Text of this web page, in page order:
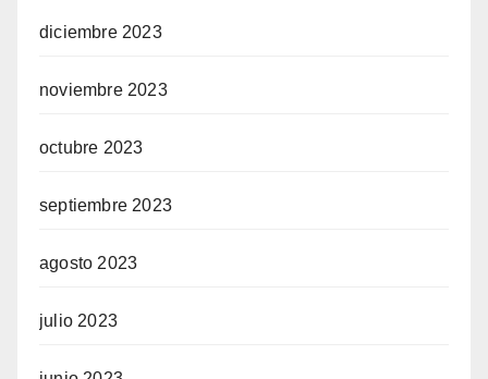
diciembre 2023
noviembre 2023
octubre 2023
septiembre 2023
agosto 2023
julio 2023